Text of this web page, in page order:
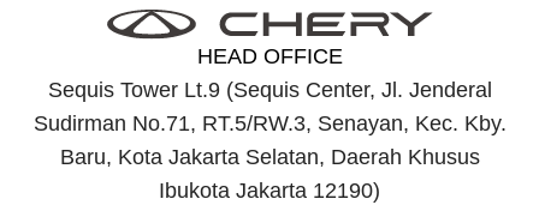
HEAD OFFICE
Sequis Tower Lt.9 (Sequis Center, Jl. Jenderal
Sudirman No.71, RT.5/RW.3, Senayan, Kec. Kby.
Baru, Kota Jakarta Selatan, Daerah Khusus
Ibukota Jakarta 12190)